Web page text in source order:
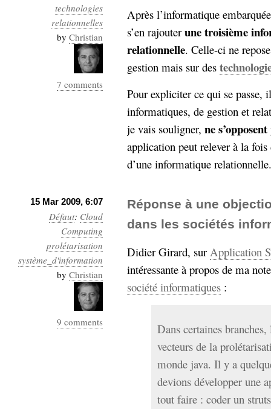
technologies
relationnelles
by Christian
7 comments
Après l’informatique
s’en rajouter une troisième
relationnelle. Celle-ci ne
gestion mais sur des
Pour expliciter ce qui se passe,
informatiques, de gestion et
je vais souligner, ne
application peut relever à la
d’une informatique
15 Mar 2009, 6:07
Défaut: Cloud
Computing
prolétarisation
système_d'information
by Christian
9 comments
Réponse à une
dans les sociétés
Didier Girard, sur Application
intéressante à propos de ma
société informatiques :
Dans certaines branches,
vecteurs de la
monde java. Il y a
devions développer une
tout faire : coder un